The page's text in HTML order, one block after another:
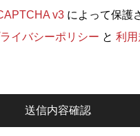
v3 によって保護
イバシーポリシー と 利用